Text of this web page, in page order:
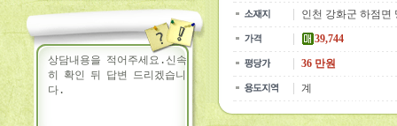
인천 강화군 하점면
39,744
36 만원
계